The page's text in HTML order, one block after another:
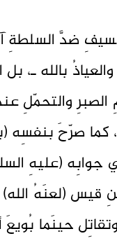
ضدَّ السلطةِ
بالله ـ، بل
الصبرِ والتحمّلِ
كما صرّحَ بنفسِه
جوابِه (عليهِ
قيس (لعنَهُ الله)
حينَما بُويعَ